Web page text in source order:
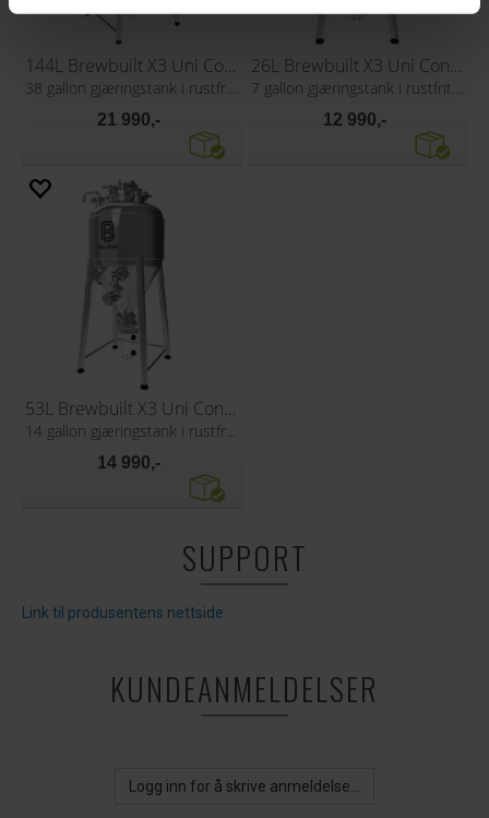
144L Brewbuilt X3 Uni Conical Fermenter
21 990,-
26L Brewbuilt X3 Uni Conical Fermenter
12 990,-
53L Brewbuilt X3 Uni Conical Fermenter
14 gallon gjæringstank i rustfritt stål
14 990,-
SUPPORT
Link til produsentens nettside
KUNDEANMELDELSER
Logg inn for å skrive anmeldelse...